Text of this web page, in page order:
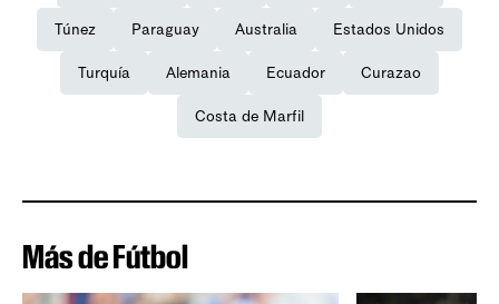
Túnez Paraguay Australia Estados Unidos
Turquía Alemania Ecuador Curazao
Costa de Marfil
Más de Fútbol